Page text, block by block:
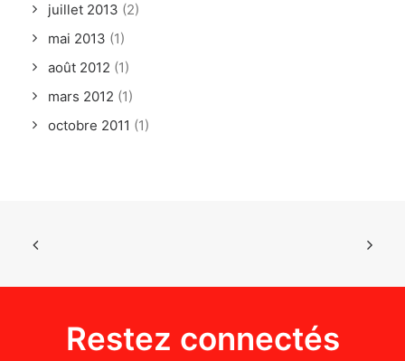
juillet 2013 (2)
mai 2013 (1)
août 2012 (1)
mars 2012 (1)
octobre 2011 (1)
Restez connectés